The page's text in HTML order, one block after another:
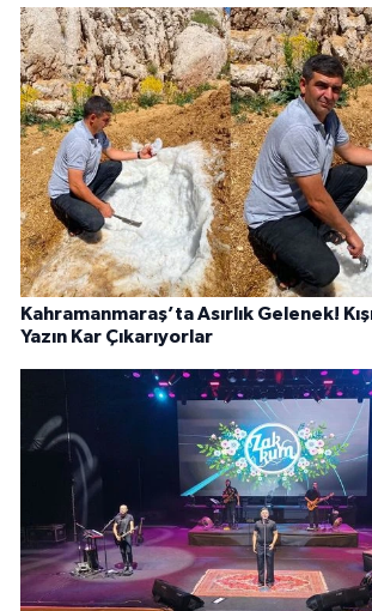
Kahramanmaraş’ta Asırlık Gelenek!
Yazın Kar Çıkarıyorlar